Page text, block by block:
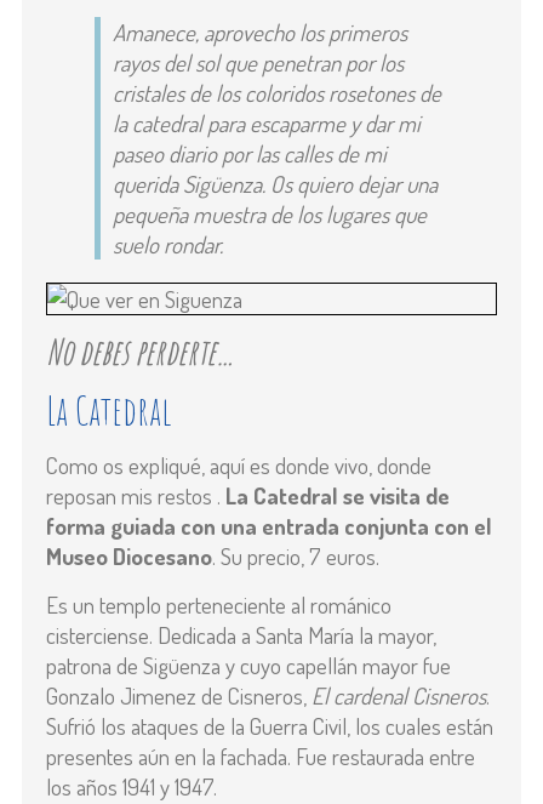
Amanece, aprovecho los primeros
rayos del sol que penetran por los
cristales de los coloridos rosetones de
la catedral para escaparme y dar mi
paseo diario por las calles de mi
querida Sigüenza. Os quiero dejar una
pequeña muestra de los lugares que
suelo rondar.
No debes perderte…
La Catedral
Como os expliqué, aquí es donde vivo, donde
reposan mis restos . La Catedral se visita de
forma guiada con una entrada conjunta con el
Museo Diocesano. Su precio, 7 euros.
Es un templo perteneciente al románico
cisterciense. Dedicada a Santa María la mayor,
patrona de Sigüenza y cuyo capellán mayor fue
Gonzalo Jimenez de Cisneros, El cardenal Cisneros.
Sufrió los ataques de la Guerra Civil, los cuales están
presentes aún en la fachada. Fue restaurada entre
los años 1941 y 1947.